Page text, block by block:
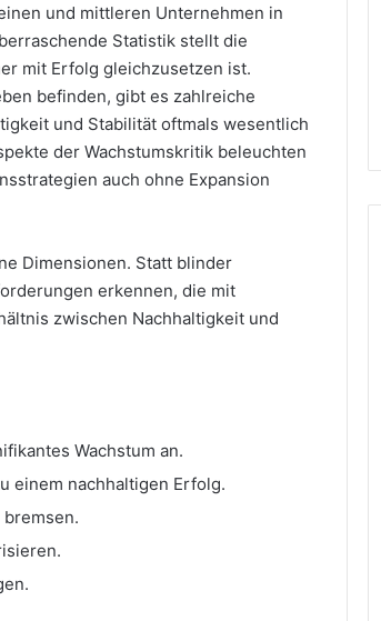
und mittleren Unternehmen in
Statistik stellt die
mit Erfolg gleichzusetzen ist.
befinden, gibt es zahlreiche
und Stabilität oftmals wesentlich
der Wachstumskritik beleuchten
auch ohne Expansion
Dimensionen. Statt blinder
erkennen, die mit
zwischen Nachhaltigkeit und
Wachstum an.
einem nachhaltigen Erfolg.